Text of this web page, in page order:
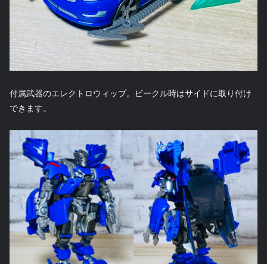
付属武器のエレクトロウィップ。ビークル時はサイドに取り付け
できます。